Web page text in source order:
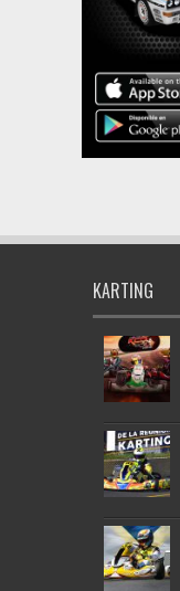
KARTING